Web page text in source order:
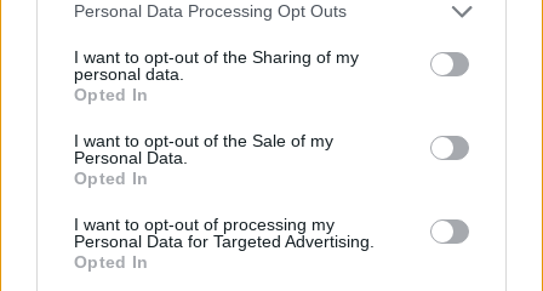
Personal Data Processing Opt Outs
I want to opt-out of the Sharing of my
personal data.
Opted In
I want to opt-out of the Sale of my
Personal Data.
Opted In
I want to opt-out of processing my
Personal Data for Targeted Advertising.
Opted In
Edellinen artikkeli
Liiga-otteluita tarjolla runsaasti
Seuraava artikkeli